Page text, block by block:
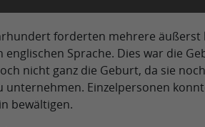
forderten mehrere
englischen Sprache. Dies war die
nicht ganz die Geburt, da sie
unternehmen. Einzelpersonen
bewältigen.